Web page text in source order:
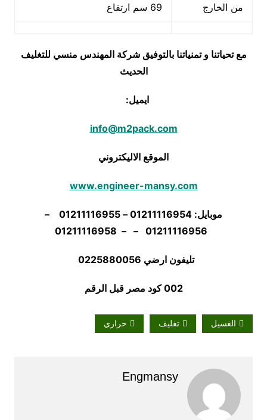
من الخارج
69 سم ارتفاع
مع تحياتنا و تمنياتنا بالتوفيق شركة المهندس منسي للتغليف
الحديث
ايميل:
info@m2pack.com
الموقع الاليكتروني
www.engineer-mansy.com
موبايل: 01211116954 – 01211116955 –
تليفون ارضي 0225880056
002 كود مصر قبل الرقم
الغسيل تغليف حراري
Engmansy